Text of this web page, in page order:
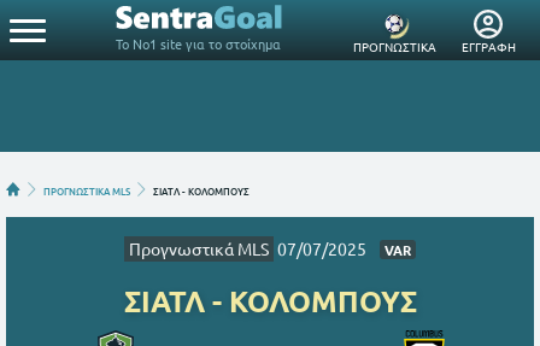
Το Νο1 site για το στοίχημα ΠΡΟΓΝΩΣΤΙΚΑ ΕΓΓΡΑΦΗ
ΠΡΟΓΝΩΣΤΙΚΑ MLS ΣΙΑΤΛ - ΚΟΛΟΜΠΟΥΣ
Προγνωστικά MLS 07/07/2025 VAR
ΣΙΑΤΛ - ΚΟΛΟΜΠΟΥΣ